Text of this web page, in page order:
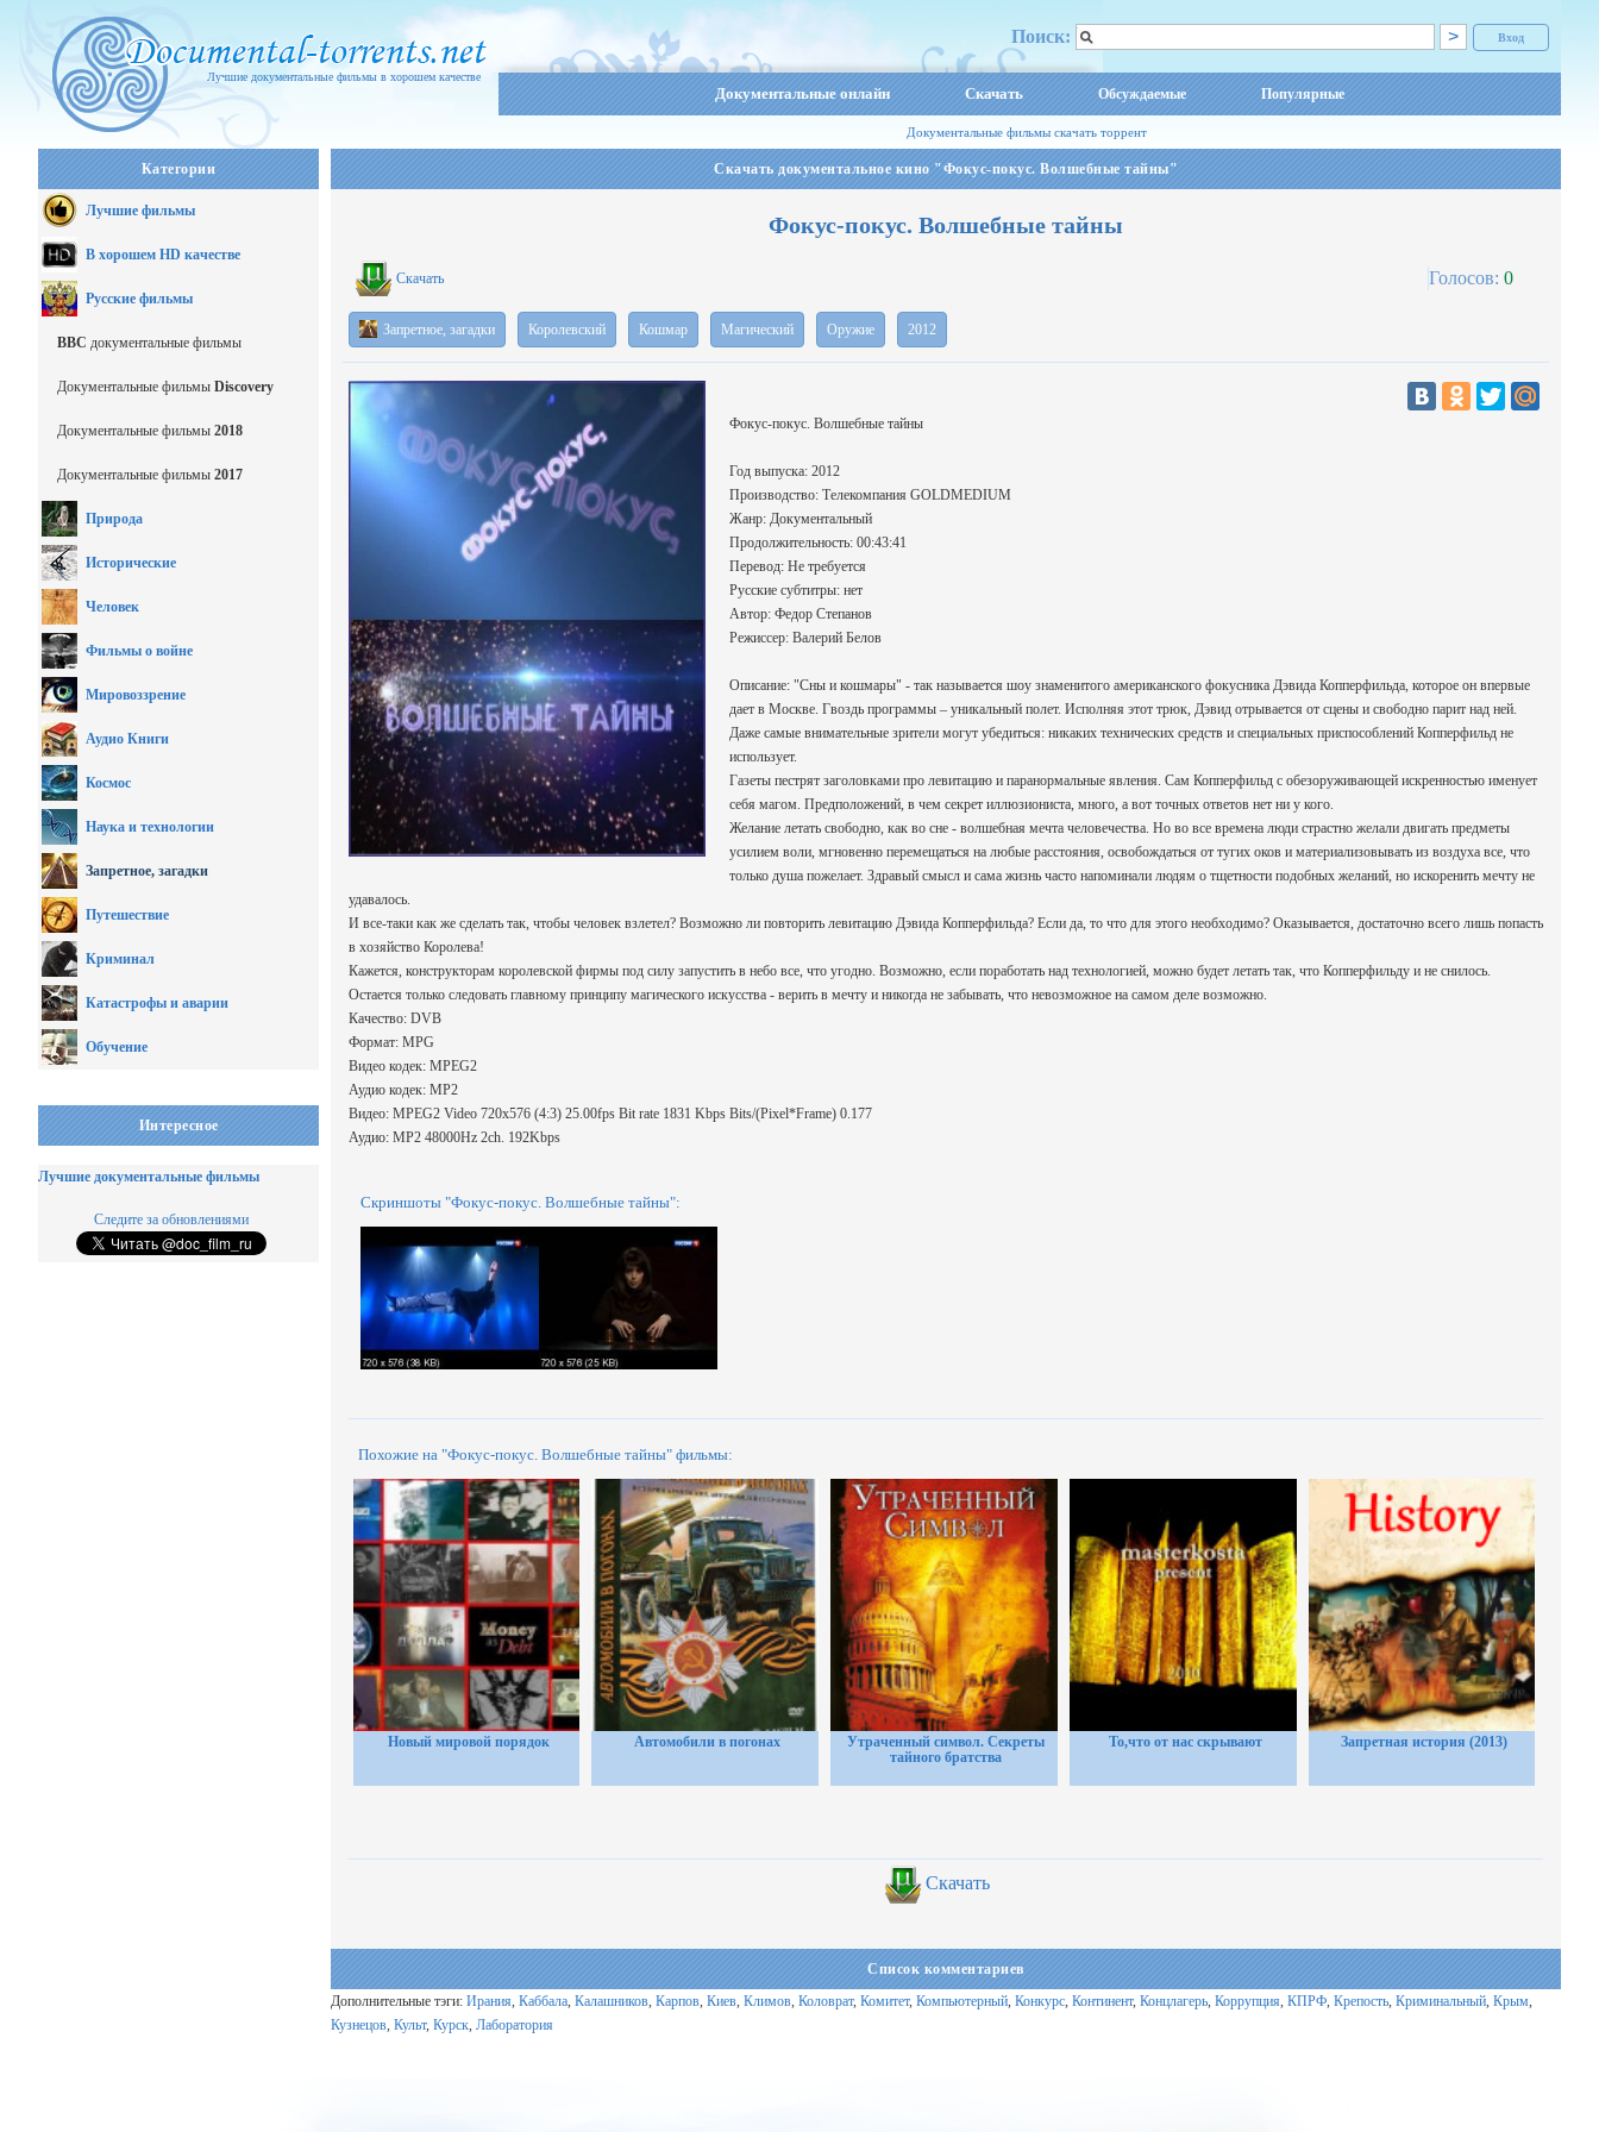
Лучшие документальные фильмы в хорошем качестве
Вход
Поиск:
Документальные онлайн Скачать Обсуждаемые Популярные
Документальные фильмы скачать торрент
Категории
Лучшие фильмы
В хорошем HD качестве
Русские фильмы
BBC документальные фильмы
Документальные фильмы Discovery
Документальные фильмы 2018
Документальные фильмы 2017
Природа
Исторические
Человек
Фильмы о войне
Мировоззрение
Аудио Книги
Космос
Наука и технологии
Запретное, загадки
Путешествие
Криминал
Катастрофы и аварии
Обучение
Интересное
Лучшие документальные фильмы
Следите за обновлениями
Скачать документальное кино "Фокус-покус. Волшебные тайны"
Фокус-покус. Волшебные тайны
Скачать Голосов: 0
Запретное, загадки Королевский Кошмар Магический Оружие 2012
Фокус-покус. Волшебные тайны
Год выпуска: 2012
Производство: Телекомпания GOLDMEDIUM
Жанр: Документальный
Продолжительность: 00:43:41
Перевод: Не требуется
Русские субтитры: нет
Автор: Федор Степанов
Режиссер: Валерий Белов
Описание: "Сны и кошмары" - так называется шоу знаменитого американского фокусника Дэвида Копперфильда, которое он впервые
дает в Москве. Гвоздь программы – уникальный полет. Исполняя этот трюк, Дэвид отрывается от сцены и свободно парит над ней.
Даже самые внимательные зрители могут убедиться: никаких технических средств и специальных приспособлений Копперфильд не
использует.
Газеты пестрят заголовками про левитацию и паранормальные явления. Сам Копперфильд с обезоруживающей искренностью именует
себя магом. Предположений, в чем секрет иллюзиониста, много, а вот точных ответов нет ни у кого.
Желание летать свободно, как во сне - волшебная мечта человечества. Но во все времена люди страстно желали двигать предметы
усилием воли, мгновенно перемещаться на любые расстояния, освобождаться от тугих оков и материализовывать из воздуха все, что
только душа пожелает. Здравый смысл и сама жизнь часто напоминали людям о тщетности подобных желаний, но искоренить мечту не
удавалось.
И все-таки как же сделать так, чтобы человек взлетел? Возможно ли повторить левитацию Дэвида Копперфильда? Если да, то что для этого необходимо? Оказывается, достаточно всего лишь попасть
в хозяйство Королева!
Кажется, конструкторам королевской фирмы под силу запустить в небо все, что угодно. Возможно, если поработать над технологией, можно будет летать так, что Копперфильду и не снилось.
Остается только следовать главному принципу магического искусства - верить в мечту и никогда не забывать, что невозможное на самом деле возможно.
Качество: DVB
Формат: MPG
Видео кодек: MPEG2
Аудио кодек: MP2
Видео: MPEG2 Video 720x576 (4:3) 25.00fps Bit rate 1831 Kbps Bits/(Pixel*Frame) 0.177
Аудио: МР2 48000Hz 2ch. 192Kbps
Скриншоты "Фокус-покус. Волшебные тайны":
Похожие на "Фокус-покус. Волшебные тайны" фильмы:
Новый мировой порядок Автомобили в погонах
Утраченный символ. Секреты
тайного братства
То,что от нас скрывают Запретная история (2013)
Скачать
Список комментариев
Дополнительные тэги: Ирания, Каббала, Калашников​, Карпов, Киев, Климов, Коловрат, Комитет, Компьютерный, Конкурс, Континент, Концлагерь, Коррупция, КПРФ, Крепость, Криминальный, Крым,
Кузнецов, Культ, Курск, Лаборатория